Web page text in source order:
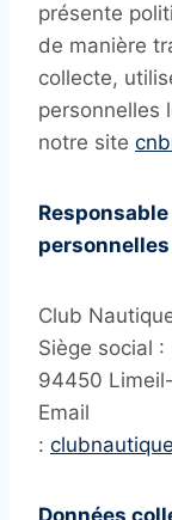
présente
de manière
collecte,
personnelles
notre site
personnelles
Club
Siège social
94450
Email
:
Données